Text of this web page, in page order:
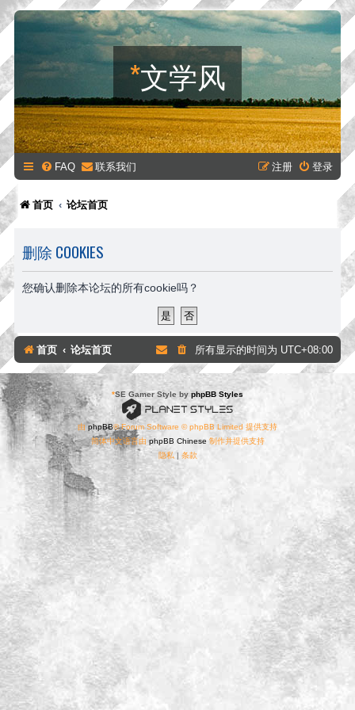
*文学风
FAQ 联系我们 登录
注册
首页 论坛首页
删除 COOKIES
您确认删除本论坛的所有cookie吗？
首页 论坛首页 所有显示的时间为 UTC+08:00
*SE Gamer Style by phpBB Styles
由phpBB® Forum Software © phpBB Limited 提供支持
简体中文语言由 phpBB Chinese制作并提供支持
隐私 | 条款